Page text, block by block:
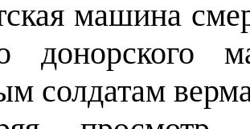
машина
донорского
солдатам